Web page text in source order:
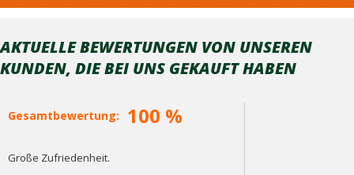
AKTUELLE BEWERTUNGEN VON UNSEREN
KUNDEN, DIE BEI ​​UNS GEKAUFT HABEN
Gesamtbewertung: 100 %
Große Zufriedenheit.